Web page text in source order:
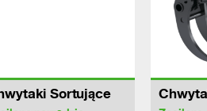
Sortujące